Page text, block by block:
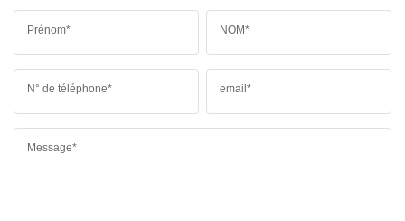
Prénom* NOM*
N° de téléphone* email*
Message*